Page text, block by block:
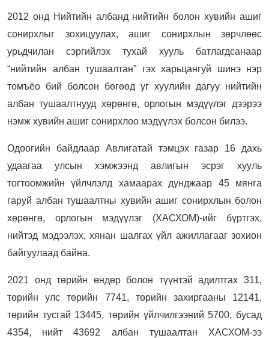
2012 онд Нийтийн албанд нийтийн болон хувийн ашиг
сонирхлыг зохицуулах, ашиг сонирхлын зөрчлөөс
урьдчилан сэргийлэх тухай хууль батлагдсанаар
“нийтийн албан тушаалтан” гэх харьцангуй шинэ нэр
томъёо бий болсон бөгөөд уг хуулийн дагуу нийтийн
албан тушаалтнууд хөрөнгө, орлогын мэдүүлэг дээрээ
нэмж хувийн ашиг сонирхлоо мэдүүлэх болсон билээ.
Одоогийн байдлаар Авлигатай тэмцэх газар 16 дахь
удаагаа улсын хэмжээнд авлигын эсрэг хууль
тогтоомжийн үйлчлэлд хамаарах дунджаар 45 мянга
гаруй албан тушаалтны хувийн ашиг сонирхлын болон
хөрөнгө, орлогын мэдүүлэг (ХАСХОМ)-ийг бүртгэх,
нийтэд мэдээлэх, хянан шалгах үйл ажиллагааг зохион
байгуулаад байна.
2021 онд төрийн өндөр болон түүнтэй адилтгах 311,
төрийн улс төрийн 7741, төрийн захиргааны 12141,
төрийн тусгай 13445, төрийн үйлчилгээний 5700, бусад
4354, нийт 43692 албан тушаалтан ХАСХОМ-ээ